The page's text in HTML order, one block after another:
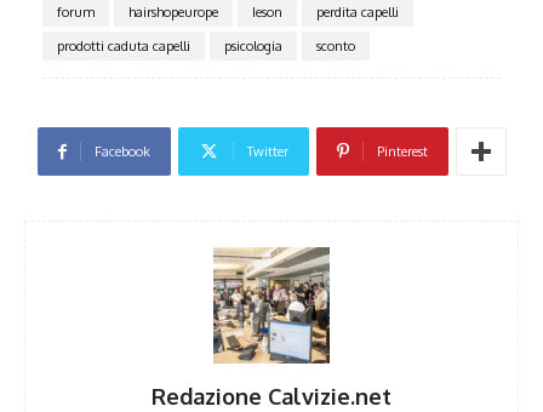
forum
hairshopeurope Ieson
perdita capelli
prodotti caduta capelli
psicologia sconto
Facebook Twitter Pinterest
Redazione Calvizie.net